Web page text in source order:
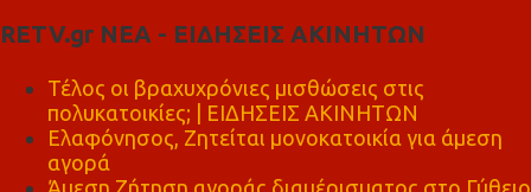
RETV.gr ΝΕΑ - ΕΙΔΗΣΕΙΣ ΑΚΙΝΗΤΩΝ
Τέλος οι βραχυχρόνιες μισθώσεις στις
πολυκατοικίες; | ΕΙΔΗΣΕΙΣ ΑΚΙΝΗΤΩΝ
Ελαφόνησος, Ζητείται μονοκατοικία για άμεση
αγορά